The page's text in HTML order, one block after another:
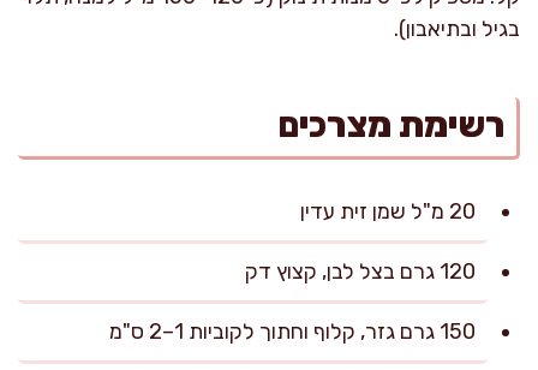
בגיל ובתיאבון).
רשימת מצרכים
20 מ"ל שמן זית עדין
120 גרם בצל לבן, קצוץ דק
150 גרם גזר, קלוף וחתוך לקוביות 1–2 ס"מ